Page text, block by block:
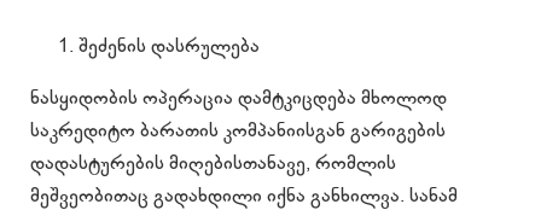
შეძენის დასრულება
ნასყიდობის ოპერაცია დამტკიცდება მხოლოდ
საკრედიტო ბარათის კომპანიისგან გარიგების
დადასტურების მიღებისთანავე, რომლის
მეშვეობითაც გადახდილი იქნა განხილვა. სანამ